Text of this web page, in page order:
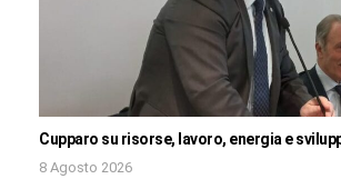
Cupparo su risorse, lavoro, energia e
8 Agosto 2026